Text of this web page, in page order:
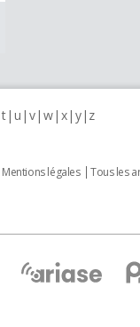
t u v w x y z
Mentions légales Tous les